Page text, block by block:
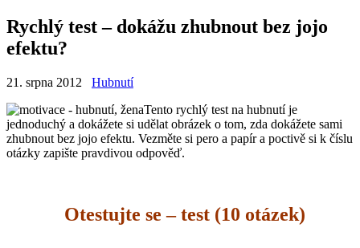
Rychlý test – dokážu zhubnout bez jojo
efektu?
21. srpna 2012
Hubnutí
Tento rychlý test na hubnutí je
jednoduchý a dokážete si udělat obrázek o tom, zda dokážete sami
zhubnout bez jojo efektu. Vezměte si pero a papír a poctivě si k číslu
otázky zapište pravdivou odpověď.
Otestujte se – test (10 otázek)